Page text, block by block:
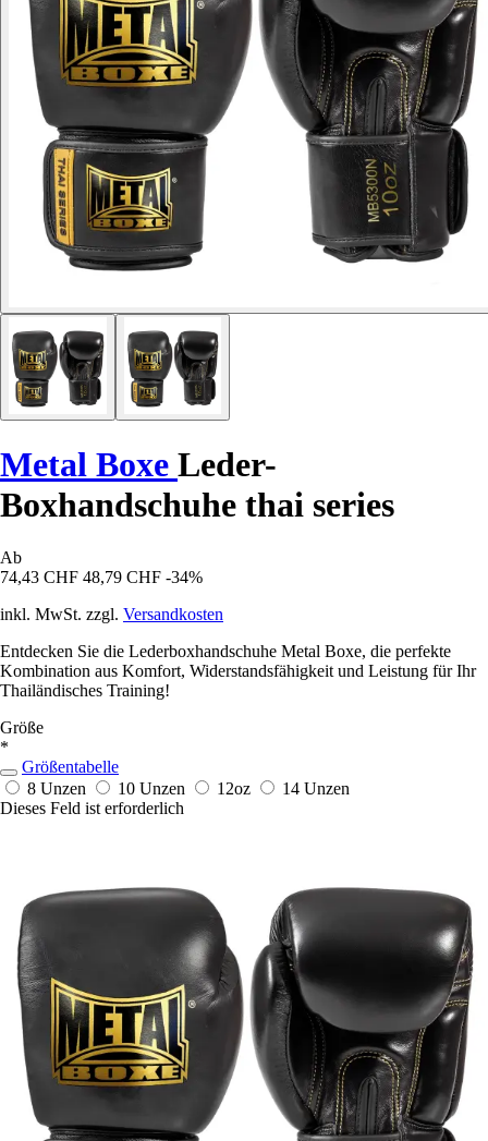
Metal Boxe Leder-
Boxhandschuhe thai series
Ab
74,43 CHF 48,79 CHF -34%
inkl. MwSt. zzgl. Versandkosten
Entdecken Sie die Lederboxhandschuhe Metal Boxe, die perfekte
Kombination aus Komfort, Widerstandsfähigkeit und Leistung für Ihr
Thailändisches Training!
Größe
*
Größentabelle
8 Unzen
10 Unzen 12oz
14 Unzen
Dieses Feld ist erforderlich